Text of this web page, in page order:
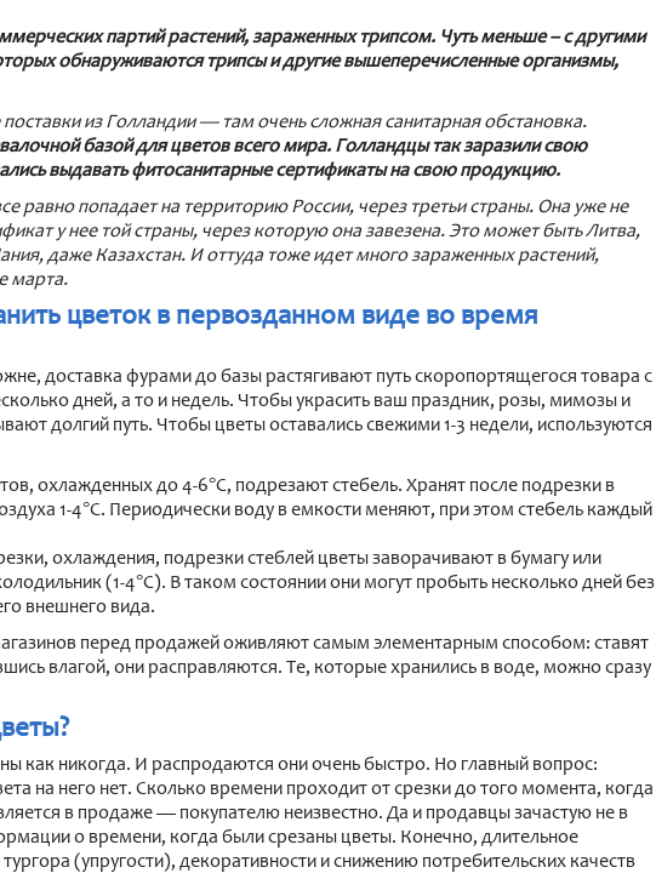
партий растений, зараженных трипсом. Чуть меньше – с другими
обнаруживаются трипсы и другие вышеперечисленные организмы,
из Голландии — там очень сложная санитарная обстановка.
базой для цветов всего мира. Голландцы так заразили свою
выдавать фитосанитарные сертификаты на свою продукцию.
равно попадает на территорию России, через третьи страны. Она уже не
у нее той страны, через которую она завезена. Это может быть Литва,
даже Казахстан. И оттуда тоже идет много зараженных растений,
марта.
цветок в первозданном виде во время
доставка фурами до базы растягивают путь скоропортящегося товара с
дней, а то и недель. Чтобы украсить ваш праздник, розы, мимозы и
долгий путь. Чтобы цветы оставались свежими 1-3 недели, используются
охлажденных до 4-6°C, подрезают стебель. Хранят после подрезки в
1-4°C. Периодически воду в емкости меняют, при этом стебель каждый
охлаждения, подрезки стеблей цветы заворачивают в бумагу или
(1-4°C). В таком состоянии они могут пробыть несколько дней без
внешнего вида.
перед продажей оживляют самым элементарным способом: ставят
влагой, они расправляются. Те, которые хранились в воде, можно сразу
как никогда. И распродаются они очень быстро. Но главный вопрос:
на него нет. Сколько времени проходит от срезки до того момента, когда
в продаже — покупателю неизвестно. Да и продавцы зачастую не в
о времени, когда были срезаны цветы. Конечно, длительное
(упругости), декоративности и снижению потребительских качеств